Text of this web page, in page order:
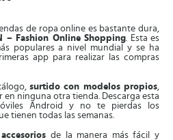
de ropa online es bastante dura,
– Fashion Online Shopping. Esta es
populares a nivel mundial y se ha
app para realizar las compras
surtido con modelos propios,
en ninguna otra tienda. Descarga esta
Android y no te pierdas los
tienen todas las semanas.
de la manera más fácil y